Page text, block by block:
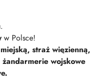
w Polsce!
straż więzienną,
wojskowe